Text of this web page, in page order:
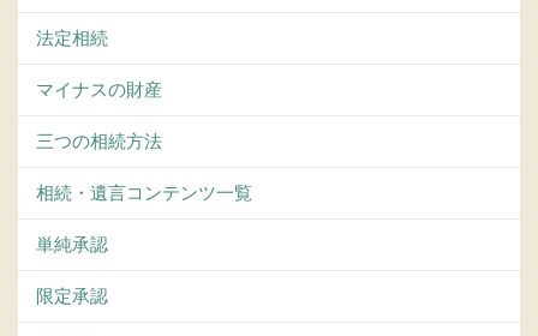
法定相続
マイナスの財産
三つの相続方法
相続・遺言コンテンツ一覧
単純承認
限定承認